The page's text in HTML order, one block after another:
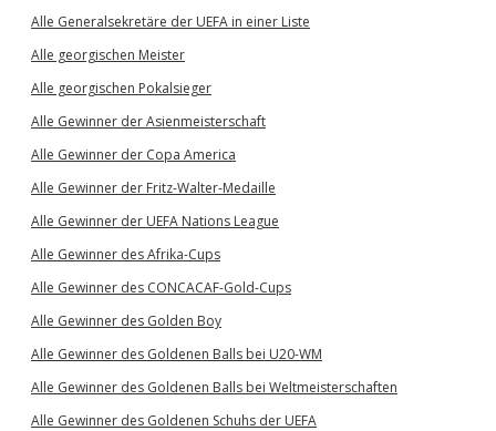
Alle Generalsekretäre der UEFA in einer Liste
Alle georgischen Meister
Alle georgischen Pokalsieger
Alle Gewinner der Asienmeisterschaft
Alle Gewinner der Copa America
Alle Gewinner der Fritz-Walter-Medaille
Alle Gewinner der UEFA Nations League
Alle Gewinner des Afrika-Cups
Alle Gewinner des CONCACAF-Gold-Cups
Alle Gewinner des Golden Boy
Alle Gewinner des Goldenen Balls bei U20-WM
Alle Gewinner des Goldenen Balls bei Weltmeisterschaften
Alle Gewinner des Goldenen Schuhs der UEFA